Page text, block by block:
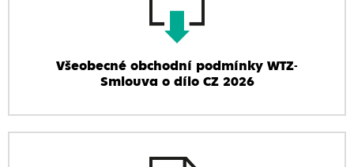
Všeobecné obchodní podmínky WTZ-
Smlouva o dílo CZ 2026